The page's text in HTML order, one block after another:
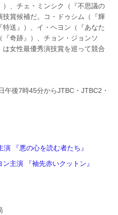
、チェ・ミンシク（『不思議の
賞候補だ。コ・ドゥシム（『輝
送』）、イ・ヘヨン（『あなた
奇跡』）、チョン・ジョンソ
は女性最優秀演技賞を巡って競合
午後7時45分からJTBC・JTBC2・
『悪の心を読む者たち』
主演 『袖先赤いクットン』